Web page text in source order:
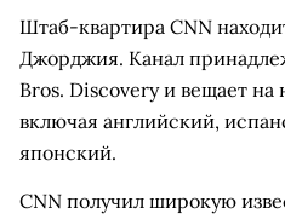
Штаб-квартира CNN
Джорджия. Канал
Bros. Discovery и вещает на
включая английский,
японский.
CNN получил широкую